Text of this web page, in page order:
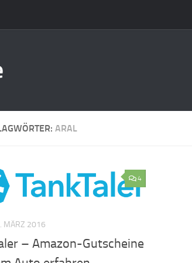
ARAL
4
MÄRZ 2016
– Amazon-Gutscheine